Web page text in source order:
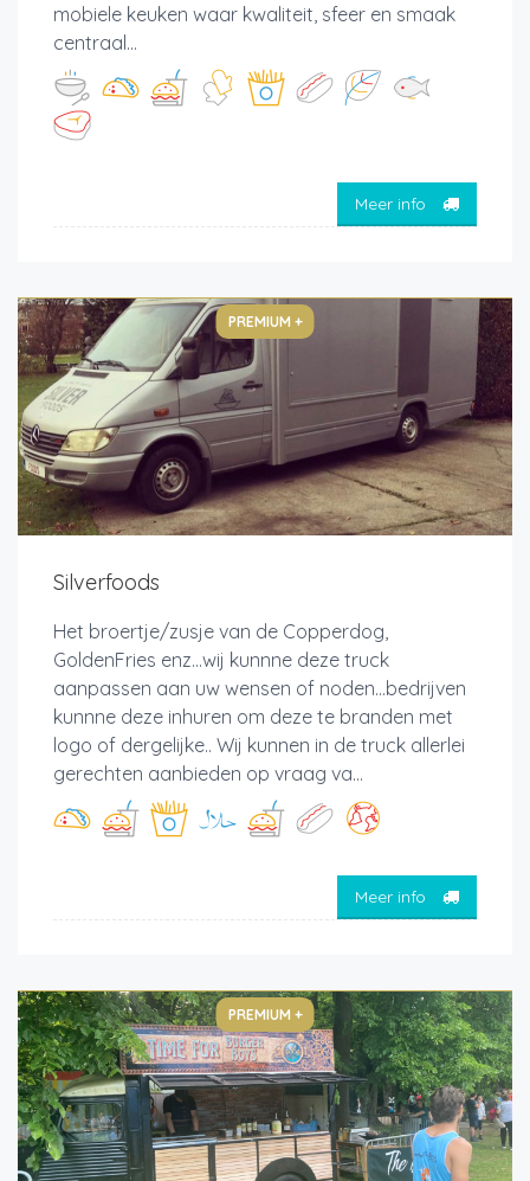
mobiele keuken waar kwaliteit, sfeer en smaak
centraal...
Meer info
PREMIUM +
Silverfoods
Het broertje/zusje van de Copperdog,
GoldenFries enz...wij kunnne deze truck
aanpassen aan uw wensen of noden...bedrijven
kunnne deze inhuren om deze te branden met
logo of dergelijke.. Wij kunnen in de truck allerlei
gerechten aanbieden op vraag va...
Meer info
PREMIUM +